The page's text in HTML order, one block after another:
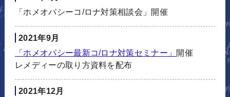
「ホメオパシーコ/ロナ対策相談会」開催
2021年9月
「ホメオパシー最新コ/ロナ対策セミナー」 開催
レメディーの取り方資料を配布
2021年12月